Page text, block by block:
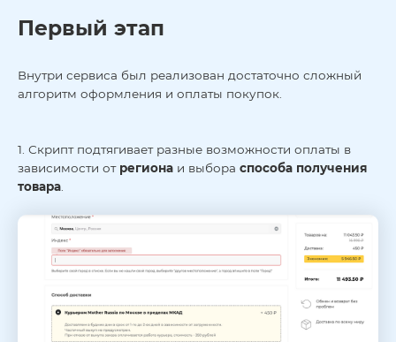
Первый этап
Внутри сервиса был реализован достаточно сложный
алгоритм оформления и оплаты покупок.
1. Скрипт подтягивает разные возможности оплаты в
зависимости от региона и выбора способа получения
товара